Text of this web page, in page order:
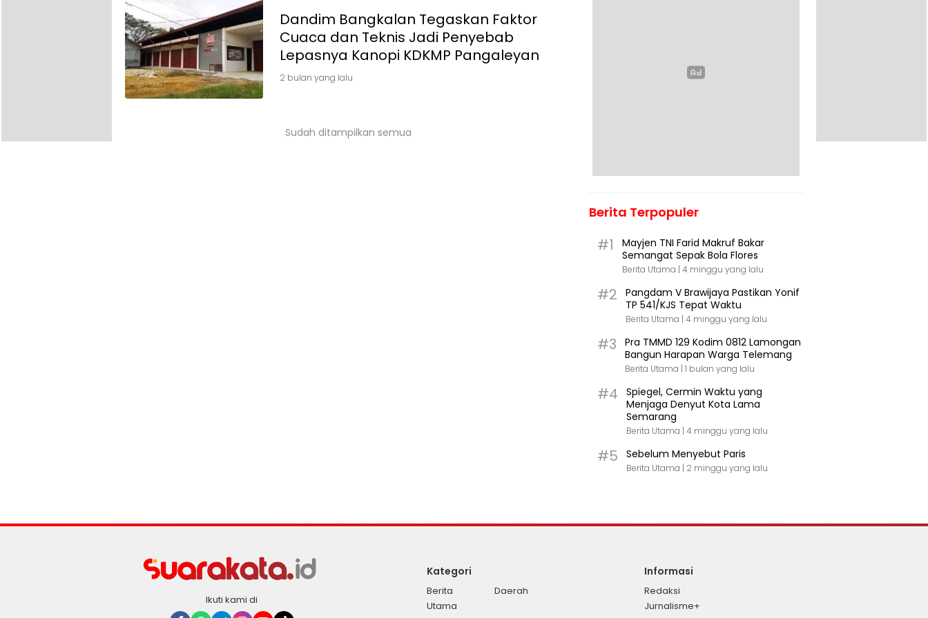
Dandim Bangkalan Tegaskan Faktor
Cuaca dan Teknis Jadi Penyebab
Lepasnya Kanopi KDKMP Pangaleyan
2 bulan yang lalu
Sudah ditampilkan semua
Berita Terpopuler
#1
Mayjen TNI Farid Makruf Bakar
Semangat Sepak Bola Flores
Berita Utama | 4 minggu yang lalu
#2
Pangdam V Brawijaya Pastikan Yonif
TP 541/KJS Tepat Waktu
Berita Utama | 4 minggu yang lalu
#3
Pra TMMD 129 Kodim 0812 Lamongan
Bangun Harapan Warga Telemang
Berita Utama | 1 bulan yang lalu
#4
Spiegel, Cermin Waktu yang
Menjaga Denyut Kota Lama
Semarang
Berita Utama | 4 minggu yang lalu
#5 Sebelum Menyebut Paris
Berita Utama | 2 minggu yang lalu
Ikuti kami di
Kategori
Berita
Utama
Daerah
Informasi
Redaksi
Jurnalisme+